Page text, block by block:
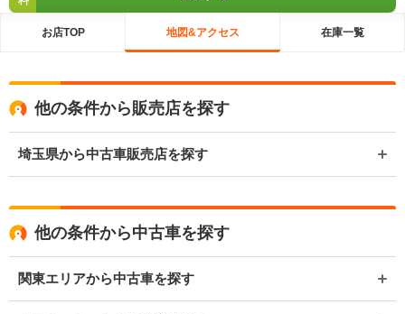
お店TOP 地図&アクセス 在庫一覧
他の条件から販売店を探す
埼玉県から中古車販売店を探す
他の条件から中古車を探す
関東エリアから中古車を探す